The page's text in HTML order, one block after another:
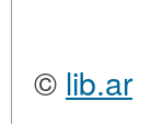
© lib.ar